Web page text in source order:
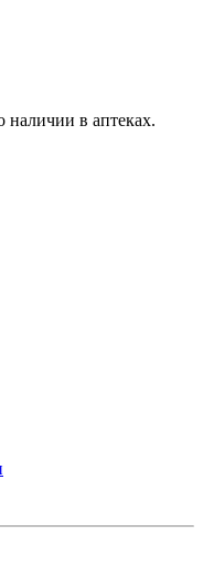
в аптеках.